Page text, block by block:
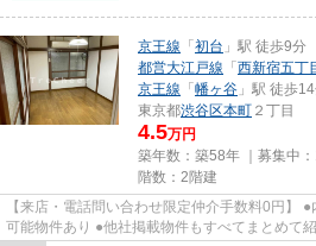
京王線 「 初台 」駅 徒歩9分
都営大江戸線 「 西新宿五丁
京王線 「 幡ヶ谷 」駅 徒歩
東京都渋谷区本町 ２丁目
4.5万円
築年数：築58年 ｜募集中：
階数：2階建
【来店・電話問い合わせ限定仲介手数料0円】
可能物件あり ●他社掲載物件もすべてまとめて